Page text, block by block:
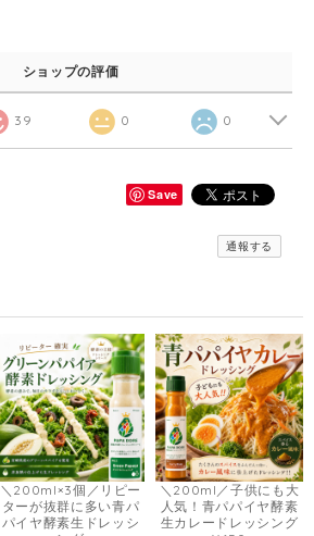
ショップの評価
39 0 0
Save
通報する
＼200ml×3個／リピー
ターが抜群に多い青パ
パイヤ酵素生ドレッシ
＼200ml／子供にも大
人気！青パパイヤ酵素
生カレードレッシング